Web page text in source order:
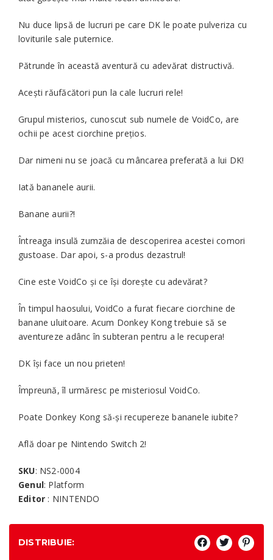
Nu duce lipsă de lucruri pe care DK le poate pulveriza cu
loviturile sale puternice.
Pătrunde în această aventură cu adevărat distructivă.
Acești răufăcători pun la cale lucruri rele!
Grupul misterios, cunoscut sub numele de VoidCo, are
ochii pe acest ciorchine prețios.
Dar nimeni nu se joacă cu mâncarea preferată a lui DK!
Iată bananele aurii.
Banane aurii?!
Întreaga insulă zumzăia de descoperirea acestei comori
gustoase. Dar apoi, s-a produs dezastrul!
Cine este VoidCo și ce își dorește cu adevărat?
În timpul haosului, VoidCo a furat fiecare ciorchine de
banane uluitoare. Acum Donkey Kong trebuie să se
aventureze adânc în subteran pentru a le recupera!
DK își face un nou prieten!
Împreună, îl urmăresc pe misteriosul VoidCo.
Poate Donkey Kong să-și recupereze bananele iubite?
Află doar pe Nintendo Switch 2!
SKU: NS2-0004
Genul: Platform
Editor : NINTENDO
DISTRIBUIE: